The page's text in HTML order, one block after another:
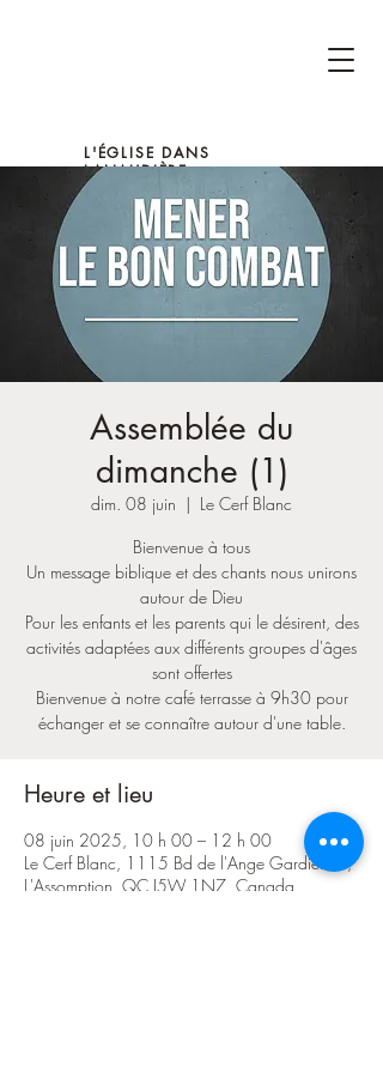
L'ÉGLISE DANS
LANAUDIÈRE
Assemblée du
dimanche (1)
dim. 08 juin
  |
Le Cerf Blanc
Bienvenue à tous
Un message biblique et des chants nous unirons
autour de Dieu
Pour les enfants et les parents qui le désirent, des
activités adaptées aux différents groupes d'âges
sont offertes
Bienvenue à notre café terrasse à 9h30 pour
échanger et se connaître autour d'une table.
Heure et lieu
08 juin 2025, 10 h 00 – 12 h 00
Le Cerf Blanc, 1115 Bd de l'Ange Gardien N,
L'Assomption, QC J5W 1N7, Canada